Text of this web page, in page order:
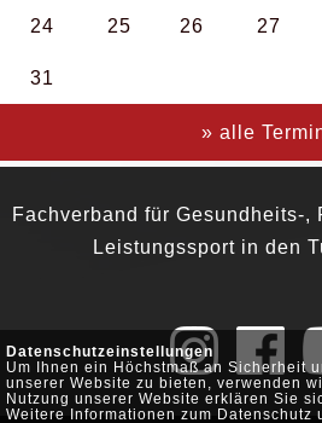
Datenschutzeinstellungen
Um Ihnen ein Höchstmaß an Sicherheit
unserer Website zu bieten, verwenden
Nutzung unserer Website erklären Sie
Weitere Informationen zum Datenschutz
24 25 26 27
31
» alle
Fachverband für Gesundheits-,
Leistungssport in den